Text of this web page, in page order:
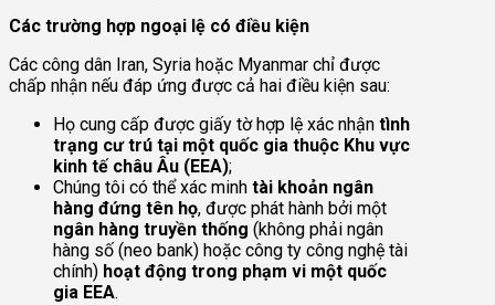
Các trường hợp ngoại lệ có điều kiện
Các công dân Iran, Syria hoặc Myanmar chỉ được
chấp nhận nếu đáp ứng được cả hai điều kiện sau:
Họ cung cấp được giấy tờ hợp lệ xác nhận tình
trạng cư trú tại một quốc gia thuộc Khu vực
kinh tế châu Âu (EEA);
Chúng tôi có thể xác minh tài khoản ngân
hàng đứng tên họ, được phát hành bởi một
ngân hàng truyền thống (không phải ngân
hàng số (neo bank) hoặc công ty công nghệ tài
chính) hoạt động trong phạm vi một quốc
gia EEA.